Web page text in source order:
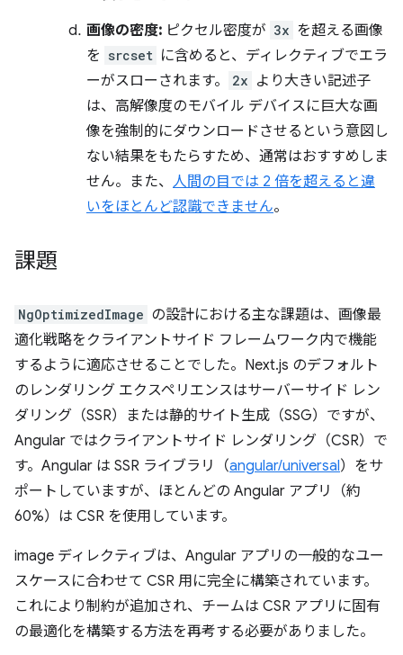
画像の密度: ピクセル密度が 3x を超える画像
を srcset に含めると、ディレクティブでエラ
ーがスローされます。
2x より大きい記述子
は、高解像度のモバイル デバイスに巨大な画
像を強制的にダウンロードさせるという意図し
ない結果をもたらすため、通常はおすすめしま
せん。また、 人間の目では 2 倍を超えると違
いをほとんど認識できません。
課題
NgOptimizedImage の設計における主な課題は、画像最
適化戦略をクライアントサイド フレームワーク内で機能
するように適応させることでした。Next.js のデフォルト
のレンダリング エクスペリエンスはサーバーサイド レン
ダリング（SSR）または静的サイト生成（SSG）ですが、
Angular ではクライアントサイド レンダリング（CSR）で
す。Angular は SSR ライブラリ（angular/universal）をサ
ポートしていますが、ほとんどの Angular アプリ（約
60%）は CSR を使用しています。
image ディレクティブは、Angular アプリの一般的なユー
スケースに合わせて CSR 用に完全に構築されています。
これにより制約が追加され、チームは CSR アプリに固有
の最適化を構築する方法を再考する必要がありました。